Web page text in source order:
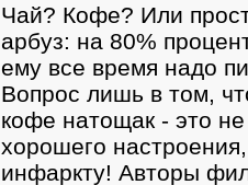
Чай? Кофе? Или
арбуз: на 80%
ему все время надо
Вопрос лишь в том,
кофе натощак - это
хорошего
инфаркту! Авторы